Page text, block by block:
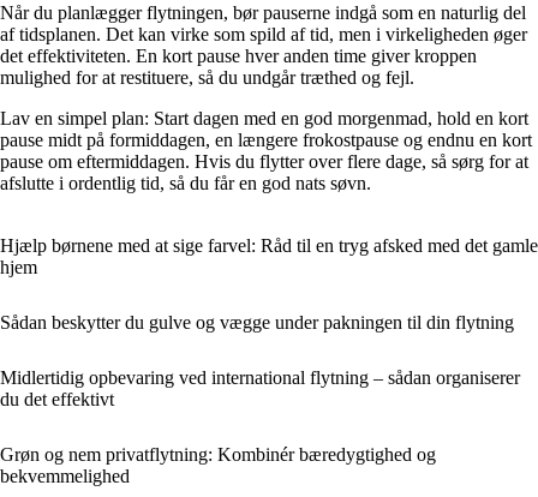
Når du planlægger flytningen, bør pauserne indgå som en naturlig del
af tidsplanen. Det kan virke som spild af tid, men i virkeligheden øger
det effektiviteten. En kort pause hver anden time giver kroppen
mulighed for at restituere, så du undgår træthed og fejl.
Lav en simpel plan: Start dagen med en god morgenmad, hold en kort
pause midt på formiddagen, en længere frokostpause og endnu en kort
pause om eftermiddagen. Hvis du flytter over flere dage, så sørg for at
afslutte i ordentlig tid, så du får en god nats søvn.
Hjælp børnene med at sige farvel: Råd til en tryg afsked med det gamle
hjem
Sådan beskytter du gulve og vægge under pakningen til din flytning
Midlertidig opbevaring ved international flytning – sådan organiserer
du det effektivt
Grøn og nem privatflytning: Kombinér bæredygtighed og
bekvemmelighed